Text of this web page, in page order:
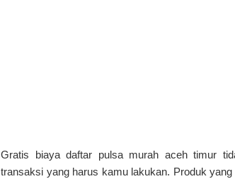
Gratis biaya daftar pulsa murah aceh timur
transaksi yang harus kamu lakukan. Produk